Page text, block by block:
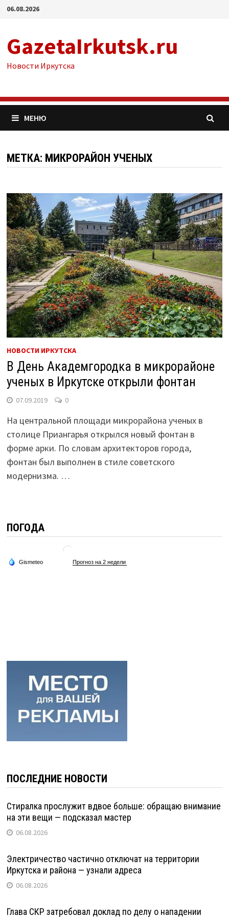
Перейти
06.08.2026
GazetaIrkutsk.ru
Новости Иркутска
МЕНЮ
МЕТКА: МИКРОРАЙОН УЧЕНЫХ
НОВОСТИ ИРКУТСКА
В День Академгородка в микрорайоне
ученых в Иркутске открыли фонтан
07.09.2019 0
На центральной площади микрорайона ученых в
столице Приангарья открылся новый фонтан в
форме арки. По словам архитекторов города,
фонтан был выполнен в стиле советского
модернизма. …
ПОГОДА
ПОСЛЕДНИЕ НОВОСТИ
Стиралка прослужит вдвое больше: обращаю внимание
на эти вещи — подсказал мастер
06.08.2026
Электричество частично отключат на территории
Иркутска и района — узнали адреса
06.08.2026
Глава СКР затребовал доклад по делу о нападении